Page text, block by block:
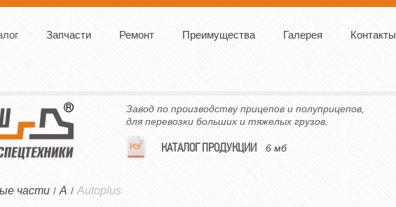
Запчасти Ремонт Преимущества Галерея Контакты
Завод по производству прицепов и полуприцепов,
для перевозки больших и тяжелых грузов.
КАТАЛОГ ПРОДУКЦИИ 6 мб
части / A / Autoplus